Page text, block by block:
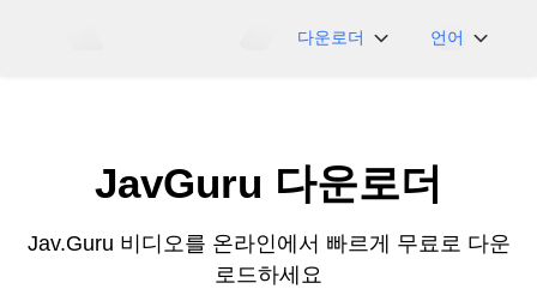
다운로더
iFunny
Vimeo
OnlyFans
언어
Português
JavGuru 다운로더
Jav.Guru 비디오를 온라인에서 빠르게 무료로 다운
로드하세요